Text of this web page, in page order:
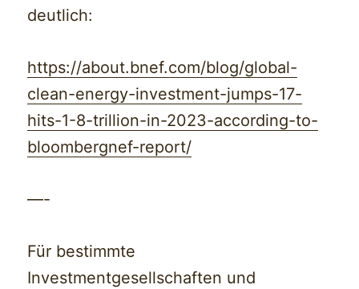
deutlich:
https://about.bnef.com/blog/global-
clean-energy-investment-jumps-17-
hits-1-8-trillion-in-2023-according-to-
bloombergnef-report/
—-
Für bestimmte
Investmentgesellschaften und